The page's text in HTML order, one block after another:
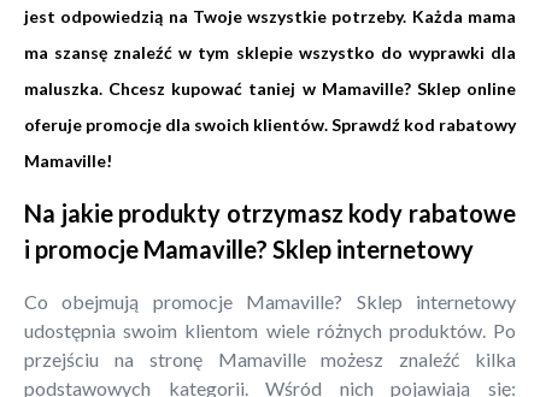
jest odpowiedzią na Twoje wszystkie potrzeby. Każda mama
ma szansę znaleźć w tym sklepie wszystko do wyprawki dla
maluszka. Chcesz kupować taniej w Mamaville? Sklep online
oferuje promocje dla swoich klientów. Sprawdź kod rabatowy
Mamaville!
Na jakie produkty otrzymasz kody rabatowe
i promocje Mamaville? Sklep internetowy
Co obejmują promocje Mamaville? Sklep internetowy
udostępnia swoim klientom wiele różnych produktów. Po
przejściu na stronę Mamaville możesz znaleźć kilka
podstawowych kategorii. Wśród nich pojawiają się: